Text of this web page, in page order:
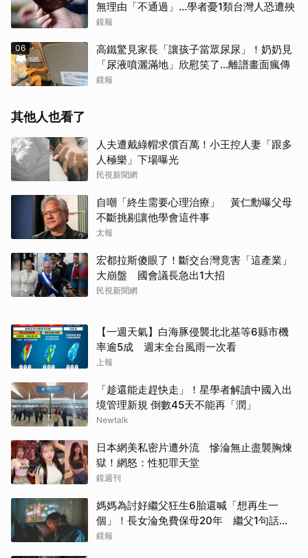
無理由「不通過」...學者憂1類台灣人恐遭殃
鏡報
06
高鐵驚見家長「讓孩子當眾尿尿」！奶奶見
「尿液噴灑滿地」欣慰笑了…離譜畫面瘋傳
鏡報
其他人也看了
人夫遭戴綠帽求償百萬！小王控人妻「跟多
人極樂」下場曝光
民視新聞網
自嘲「終生需要心理治療」 黃仁勳曝父母
不斷挑剔讓他學會這件事
太報
宏都拉斯傻眼了！斷交台灣竟害「這產業」
大崩盤 國會議長急出1大招
民視新聞網
【一週天氣】白海豚侵襲北北基等6縣市機
率逾5成 週末全台風雨一次看
上報
「趁還能走趕快走」！星學者解讀中國入出
境管理新規 倒數45天不能再「潤」
Newtalk
日本網美私密片遭外流 慘淪無止盡襲胸煉
獄！網怒：性犯罪天堂
鏡週刊
媽媽為討好繼父狂生6胎還喊「想再生一
個」！長女淪免費保母20年 繼父1句話嚇
到逃家
鏡報